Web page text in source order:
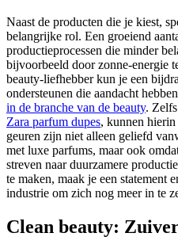
Naast de producten die je kiest,
belangrijke rol. Een groeiend
productieprocessen die minder
bijvoorbeeld door zonne-energie
beauty-liefhebber kun je een
ondersteunen die aandacht
in de branche van de beauty.
Zara parfum dupes, kunnen hierin
geuren zijn niet alleen geliefd
met luxe parfums, maar ook
streven naar duurzamere
te maken, maak je een statement
industrie om zich nog meer in te
Clean beauty: